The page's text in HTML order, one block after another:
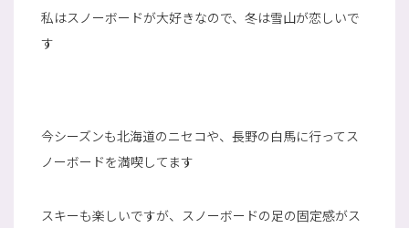
私はスノーボードが大好きなので、冬は雪山が恋しいで
す
今シーズンも北海道のニセコや、長野の白馬に行ってス
ノーボードを満喫してます
スキーも楽しいですが、スノーボードの足の固定感がス